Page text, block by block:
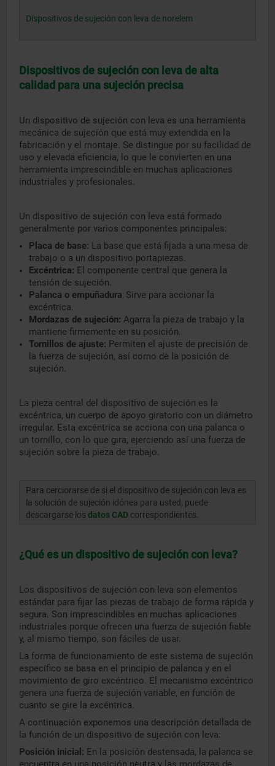
Dispositivos de sujeción con leva de norelem
Dispositivos de sujeción con leva de alta
calidad para una sujeción precisa
Un dispositivo de sujeción con leva es una herramienta
mecánica de sujeción que está muy extendida en la
fabricación y el montaje. Se distingue por su facilidad de
uso y elevada eficiencia, lo que le convierten en una
herramienta imprescindible en muchas aplicaciones
industriales y profesionales.
Un dispositivo de sujeción con leva está formado
generalmente por varios componentes principales:
Placa de base: La base que está fijada a una mesa de
trabajo o a un dispositivo portapiezas.
Excéntrica: El componente central que genera la
tensión de sujeción.
Palanca o empuñadura: Sirve para accionar la
excéntrica.
Mordazas de sujeción: Agarra la pieza de trabajo y la
mantiene firmemente en su posición.
Tornillos de ajuste: Permiten el ajuste de precisión de
la fuerza de sujeción, así como de la posición de
sujeción.
La pieza central del dispositivo de sujeción es la
excéntrica, un cuerpo de apoyo giratorio con un diámetro
irregular. Esta excéntrica se acciona con una palanca o
un tornillo, con lo que gira, ejerciendo así una fuerza de
sujeción sobre la pieza de trabajo.
Para cerciorarse de si el dispositivo de sujeción con leva es
la solución de sujeción idónea para usted, puede
descargarse los datos CAD correspondientes.
¿Qué es un dispositivo de sujeción con leva?
Los dispositivos de sujeción con leva son elementos
estándar para fijar las piezas de trabajo de forma rápida y
segura. Son imprescindibles en muchas aplicaciones
industriales porque ofrecen una fuerza de sujeción fiable
y, al mismo tiempo, son fáciles de usar.
La forma de funcionamiento de este sistema de sujeción
específico se basa en el principio de palanca y en el
movimiento de giro excéntrico. El mecanismo excéntrico
genera una fuerza de sujeción variable, en función de
cuanto se gire la excéntrica.
A continuación exponemos una descripción detallada de
la función de un dispositivo de sujeción con leva:
Posición inicial: En la posición destensada, la palanca se